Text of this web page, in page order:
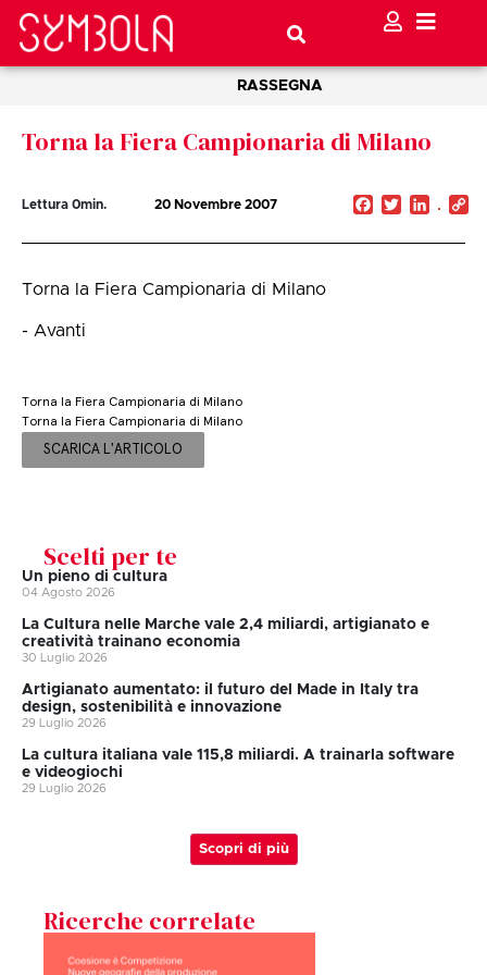
RASSEGNA
Torna la Fiera Campionaria di Milano
Lettura 0min. 20 Novembre 2007 Facebook
Twitter
Torna la Fiera Campionaria di Milano
- Avanti
Torna la Fiera Campionaria di Milano
Torna la Fiera Campionaria di Milano
SCARICA L'ARTICOLO
Scelti per te
Un pieno di cultura
04 Agosto 2026
La Cultura nelle Marche vale 2,4 miliardi, artigianato e
creatività trainano economia
30 Luglio 2026
Artigianato aumentato: il futuro del Made in Italy tra
design, sostenibilità e innovazione
29 Luglio 2026
La cultura italiana vale 115,8 miliardi. A trainarla software
e videogiochi
29 Luglio 2026
Scopri di più
Ricerche correlate